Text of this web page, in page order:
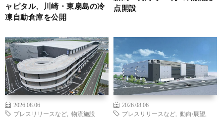
ャピタル、川崎・東扇島の冷
凍自動倉庫を公開
点開設
2026.08.06
プレスリリースなど
物流施設
2026.08.06
プレスリリースなど
動向/展望